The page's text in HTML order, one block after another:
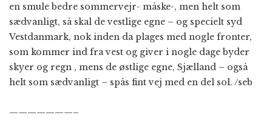
en smule bedre sommervejr- måske-, men helt som
sædvanligt, så skal de vestlige egne – og specielt syd
Vestdanmark, nok inden da plages med nogle fronter,
som kommer ind fra vest og giver i nogle dage byder
skyer og regn , mens de østlige egne, Sjælland – også
helt som sædvanligt – spås fint vej med en del sol. /seb
———————–